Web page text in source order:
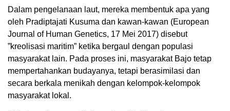
Dalam pengelanaan laut, mereka membentuk apa yang
oleh Pradiptajati Kusuma dan kawan-kawan (European
Journal of Human Genetics, 17 Mei 2017) disebut
”kreolisasi maritim” ketika bergaul dengan populasi
masyarakat lain. Pada proses ini, masyarakat Bajo tetap
mempertahankan budayanya, tetapi berasimilasi dan
secara berkala menikah dengan kelompok-kelompok
masyarakat lokal.